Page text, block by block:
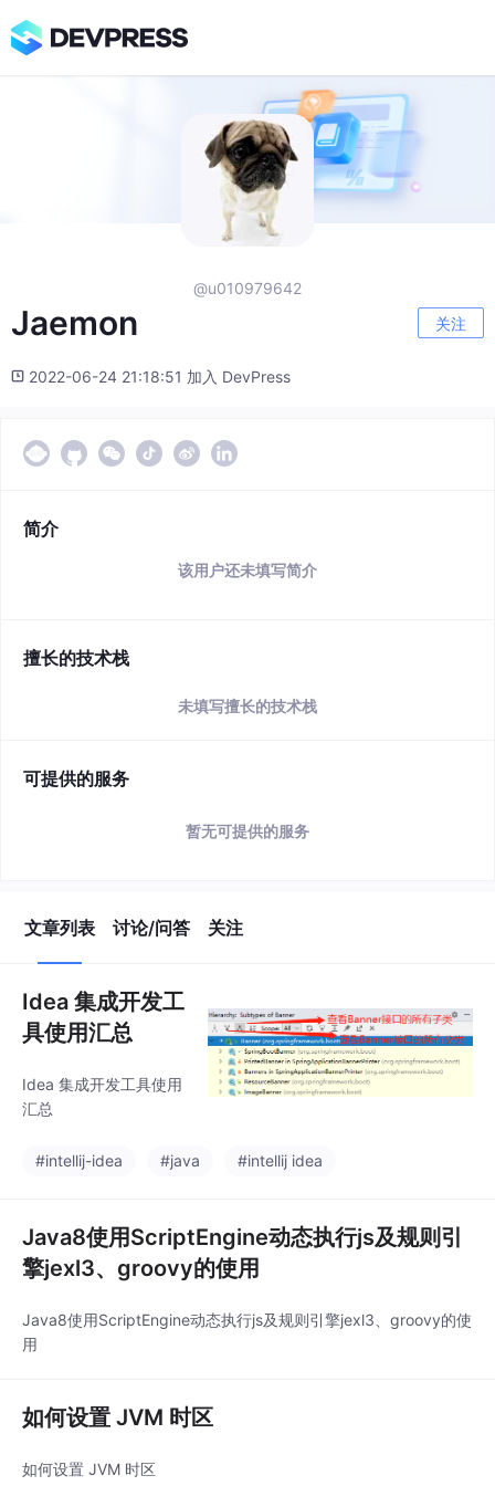
@u010979642
Jaemon 关注
2022-06-24 21:18:51 加入 DevPress
简介
该用户还未填写简介
擅长的技术栈
未填写擅长的技术栈
可提供的服务
暂无可提供的服务
文章列表 讨论/问答 关注
Idea 集成开发工
具使用汇总
Idea 集成开发工具使用
汇总
#intellij-idea #java #intellij idea
Java8使用ScriptEngine动态执行js及规则引
擎jexl3、groovy的使用
Java8使用ScriptEngine动态执行js及规则引擎jexl3、groovy的使
用
如何设置 JVM 时区
如何设置 JVM 时区